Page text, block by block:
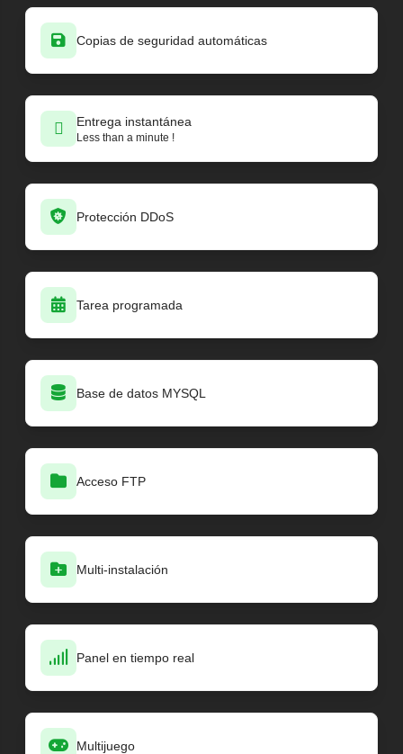
Copias de seguridad automáticas
Entrega instantánea
Less than a minute !
Protección DDoS
Tarea programada
Base de datos MYSQL
Acceso FTP
Multi-instalación
Panel en tiempo real
Multijuego